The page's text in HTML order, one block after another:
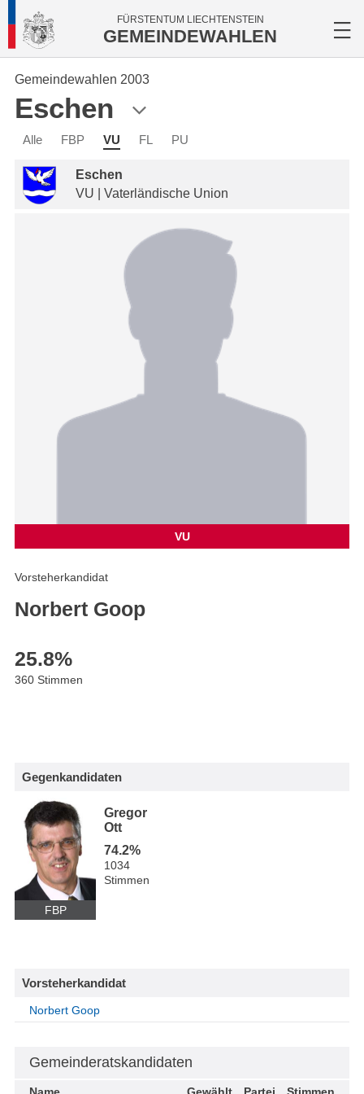
FÜRSTENTUM LIECHTENSTEIN
GEMEINDEWAHLEN
Gemeindewahlen 2003
Eschen
Alle FBP VU FL PU
Eschen
VU | Vaterländische Union
VU
Vorsteherkandidat
Norbert Goop
25.8%
360 Stimmen
Gegenkandidaten
FBP
Gregor
Ott
74.2%
1034
Stimmen
Vorsteherkandidat
Norbert Goop
Gemeinderatskandidaten